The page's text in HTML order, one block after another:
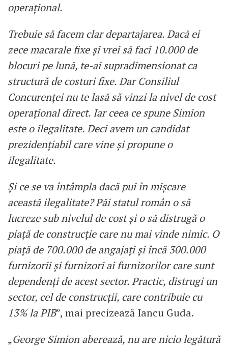
operațional.
Trebuie să facem clar departajarea. Dacă ei
zece macarale fixe și vrei să faci 10.000 de
blocuri pe lună, te-ai supradimensionat ca
structură de costuri fixe. Dar Consiliul
Concurenței nu te lasă să vinzi la nivel de cost
operațional direct. Iar ceea ce spune Simion
este o ilegalitate. Deci avem un candidat
prezidențiabil care vine și propune o
ilegalitate.
Și ce se va întâmpla dacă pui în mișcare
această ilegalitate? Păi statul român o să
lucreze sub nivelul de cost și o să distrugă o
piață de construcție care nu mai vinde nimic. O
piață de 700.000 de angajați și încă 300.000
furnizorii și furnizori ai furnizorilor care sunt
dependenți de acest sector. Practic, distrugi un
sector, cel de construcții, care contribuie cu
13% la PIB”, mai precizează Iancu Guda.
„George Simion aberează, nu are nicio legătură